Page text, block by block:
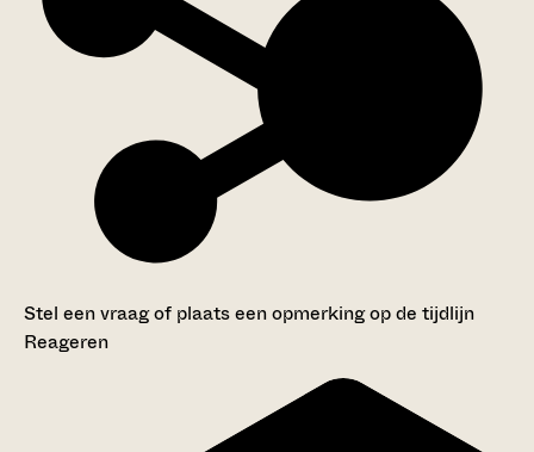
Stel een vraag of plaats een opmerking op de tijdlijn
Reageren